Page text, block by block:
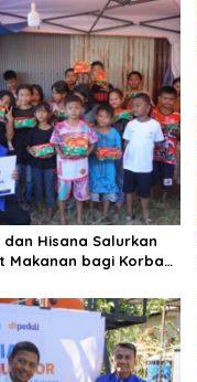
dan Hisana Salurkan
Makanan bagi Korban